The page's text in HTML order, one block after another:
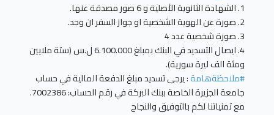
1. الشهادة الثانوية الأصلية و 6 صور مصدقة عنها.
2. صورة عن الهوية الشخصية او جواز السفر ان وجد.
3. صورة شخصية عدد 4
4. ايصال التسديد في البنك بمبلغ 6.100.000 ل.س (ستة ملايين
ومئة الف ليرة سورية).
#ملاحظةهامة: يرجى تسديد مبلغ الدفعة المالية في حساب
جامعة الجزيرة الخاصة ببنك البركة في رقم الحساب: 7002386.
مع تمنياتنا لكم بالتوفيق والنجاح